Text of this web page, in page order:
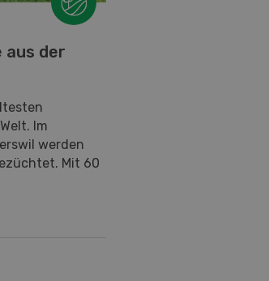
aus der
Im
werden
Mit 60